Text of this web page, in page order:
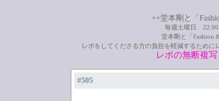
++堂本剛と「
毎週土曜日
堂本剛と「
レポをしてくださる方の負担を軽減するため
レポの無断複
#505